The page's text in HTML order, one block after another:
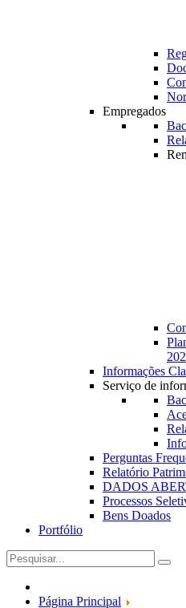
Empregados
Informações
Serviço de
Perguntas
Relatório
DADOS
Processos
Bens Doados
Portfólio
Página Principal